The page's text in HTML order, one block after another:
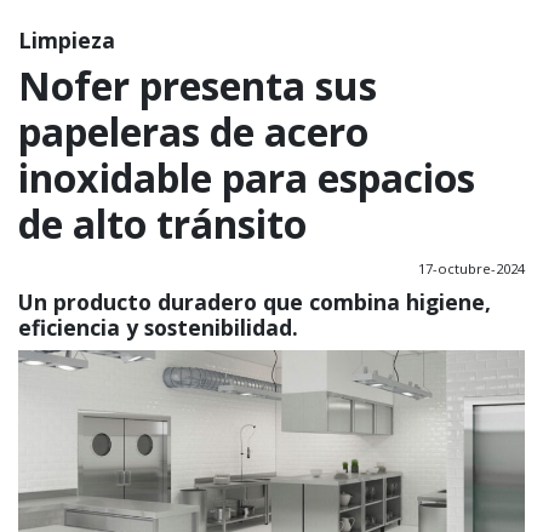
Limpieza
Nofer presenta sus
papeleras de acero
inoxidable para espacios
de alto tránsito
17-octubre-2024
Un producto duradero que combina higiene,
eficiencia y sostenibilidad.